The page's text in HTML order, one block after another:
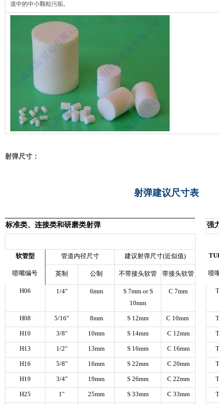
道中的中小颗粒污垢。
射弹尺寸：
射弹建议尺寸表
标准类、连接类和研磨类射弹 强
软管型 管道内径尺寸 建议射弹尺寸(近似值)
喷嘴编号 英制 公制 不带接头软管 带接头软管 喷
H06 1/4" 6mm
S 7mm or S
10mm
C 7mm
H08 5/16" 8mm S 12mm C 10mm
H10 3/8" 10mm S 14mm C 12mm
H13 1/2" 13mm S 16mm C 16mm
H16 5/8" 16mm S 22mm C 20mm
H19 3/4" 19mm S 26mm C 22mm
H25 1" 25mm S 33mm C 33mm